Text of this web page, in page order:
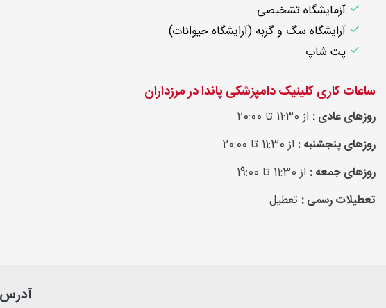
آزمایشگاه تشخیصی
آرایشگاه سگ و گربه (آرایشگاه حیوانات)
پت شاپ
ساعات کاری کلینیک دامپزشکی پاندا در مرزداران
روزهای عادی : از 11:30 تا 20:00
روزهای پنجشنبه : از 11:30 تا 20:00
روزهای جمعه : از 11:30 تا 19:00
تعطیلات رسمی : تعطیل
آدرس